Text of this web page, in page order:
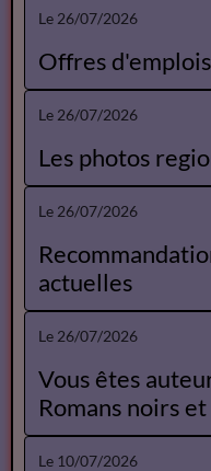
Le 26/07/2026
Offres
Le 26/07/2026
Les photos
Le 26/07/2026
actuelles
Le 26/07/2026
Vous êtes
Romans noirs et
Catalogue
Le 10/07/2026